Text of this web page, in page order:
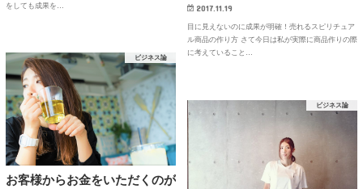
をしても成果を…
2017.11.19
目に見えないのに成果が明確！売れるスピリチュア
ル商品の作り方 さて今日は私が実際に商品作りの際
に考えていること…
ビジネス論
お客様からお金をいただくのが
ビジネス論